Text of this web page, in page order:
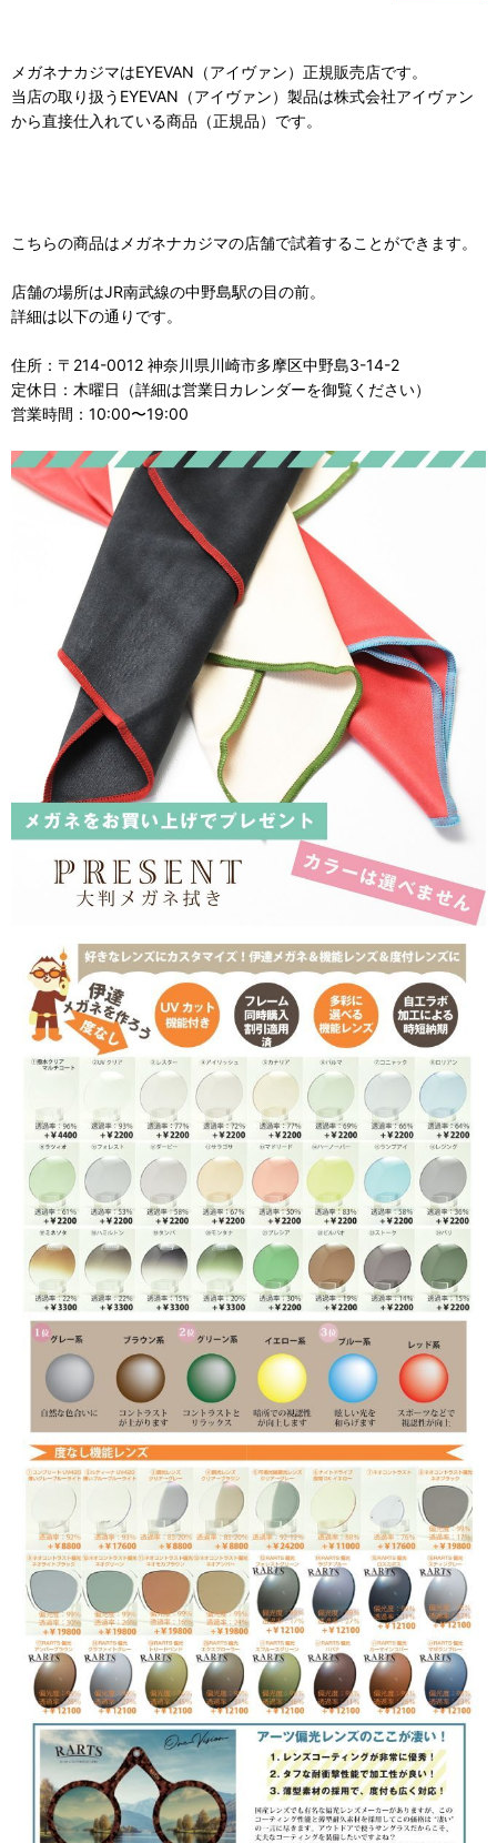
メガネナカジマはEYEVAN（アイヴァン）正規販売店です。
当店の取り扱うEYEVAN（アイヴァン）製品は株式会社アイヴァン
から直接仕入れている商品（正規品）です。
こちらの商品はメガネナカジマの店舗で試着することができます。
店舗の場所はJR南武線の中野島駅の目の前。
詳細は以下の通りです。
住所：〒214-0012 神奈川県川崎市多摩区中野島3-14-2
定休日：木曜日（詳細は営業日カレンダーを御覧ください）
営業時間：10:00〜19:00